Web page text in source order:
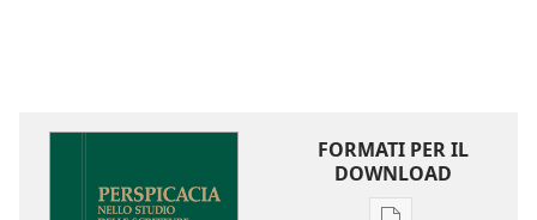
FORMATI PER IL
DOWNLOAD